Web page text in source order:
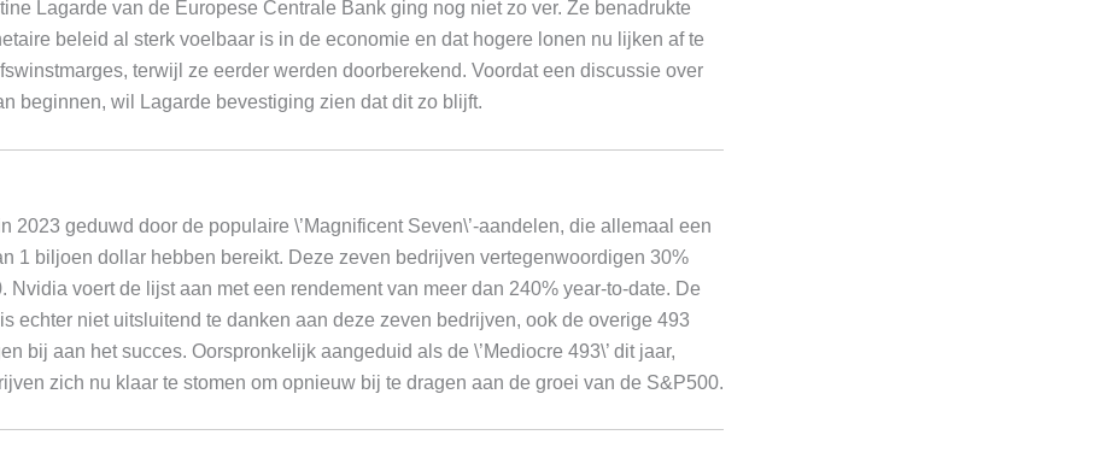
Lagarde van de Europese Centrale Bank ging nog niet zo ver. Ze benadrukte
beleid al sterk voelbaar is in de economie en dat hogere lonen nu lijken af te
terwijl ze eerder werden doorberekend. Voordat een discussie over
beginnen, wil Lagarde bevestiging zien dat dit zo blijft.
2023 geduwd door de populaire \’Magnificent Seven\’-aandelen, die allemaal een
1 biljoen dollar hebben bereikt. Deze zeven bedrijven vertegenwoordigen 30%
Nvidia voert de lijst aan met een rendement van meer dan 240% year-to-date. De
echter niet uitsluitend te danken aan deze zeven bedrijven, ook de overige 493
bij aan het succes. Oorspronkelijk aangeduid als de \’Mediocre 493\’ dit jaar,
zich nu klaar te stomen om opnieuw bij te dragen aan de groei van de S&P500.